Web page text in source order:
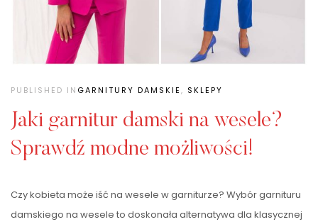
PUBLISHED IN GARNITURY DAMSKIE, SKLEPY
Jaki garnitur damski na wesele?
Sprawdź modne możliwości!
Czy kobieta może iść na wesele w garniturze? Wybór garnituru
damskiego na wesele to doskonała alternatywa dla klasycznej